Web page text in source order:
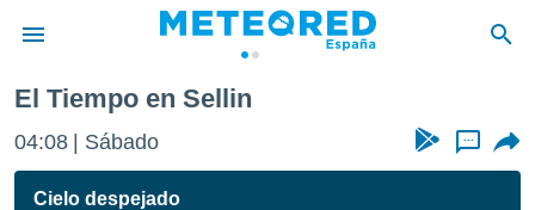
de
por
El Tiempo en Sellin
04:08 Sábado ...
Cielo despejado